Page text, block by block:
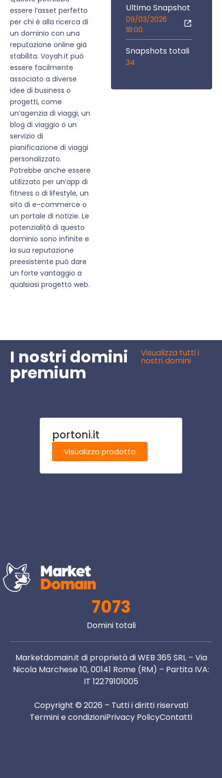
essere l’asset perfetto
per chi è alla ricerca di
un dominio con una
reputazione online già
stabilita. Voyah.it può
essere facilmente
associato a diverse
idee di business o
progetti, come
un’agenzia di viaggi, un
blog di viaggio o un
servizio di
pianificazione di viaggi
personalizzato.
Potrebbe anche essere
utilizzato per un’app di
fitness o di lifestyle, un
sito di e-commerce o
un portale di notizie. Le
potenzialità di questo
dominio sono infinite e
la sua reputazione
preesistente può dare
un forte vantaggio a
qualsiasi progetto web.
Ultimo Snapshot
09/03/2026
18:00
Snapshots totali
34
I nostri domini
premium
Visualizza tutti i
nostri domini
portoni.it
Visualizza prodotto
7073
Domini totali
Marketdomain.it di proprietà di WEB 365 SRL – Via
Nicola Marchese 10, 00141 Rome (RM) – Partita IVA:
IT 12279101005
Copyright © 2026 – Tutti i diritti riservati
Termini e condizioniPrivacy PolicyContatti